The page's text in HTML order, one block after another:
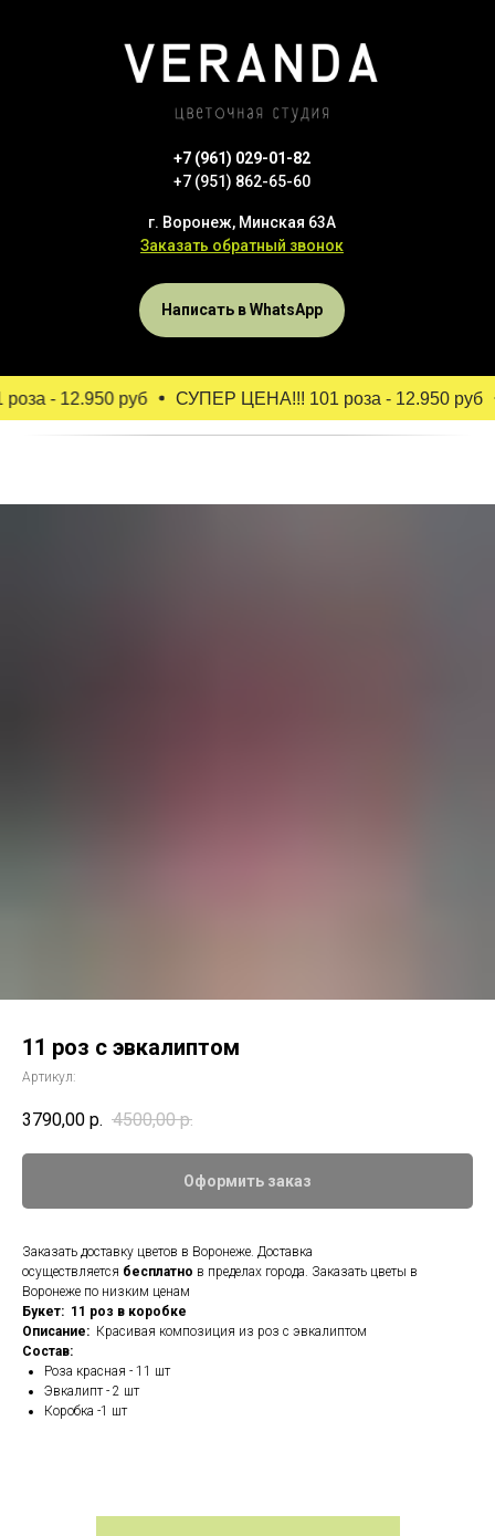
+7 (961) 029-01-82
+7 (951) 862-65-60
г. Воронеж, Минская 63А
Заказать обратный звонок
Написать в WhatsApp
- 12.950 руб СУПЕР ЦЕНА!!! 101 роза - 12.950 руб
11 роз с эвкалиптом
Артикул:
3790,00 р. 4500,00 р.
Оформить заказ
Заказать доставку цветов в Воронеже. Доставка
осуществляется бесплатно в пределах города. Заказать цветы в
Воронеже по низким ценам
Букет: 11 роз в коробке
Описание: Красивая композиция из роз с эвкалиптом
Состав:
Роза красная - 11 шт
Эвкалипт - 2 шт
Коробка -1 шт